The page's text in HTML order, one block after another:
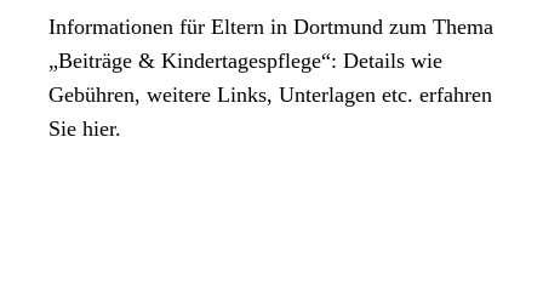
Informationen für Eltern in Dortmund zum Thema
„Beiträge & Kindertagespflege“: Details wie
Gebühren, weitere Links, Unterlagen etc. erfahren
Sie hier.